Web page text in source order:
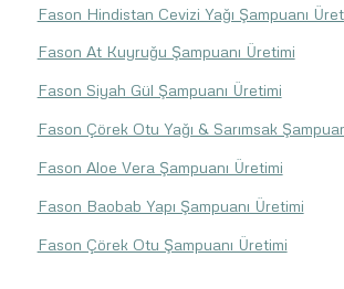
Fason Hindistan Cevizi Yağı Şampuanı
Fason At Kuyruğu Şampuanı Üretimi
Fason Siyah Gül Şampuanı Üretimi
Fason Çörek Otu Yağı & Sarımsak
Fason Aloe Vera Şampuanı Üretimi
Fason Baobab Yapı Şampuanı Üretimi
Fason Çörek Otu Şampuanı Üretimi